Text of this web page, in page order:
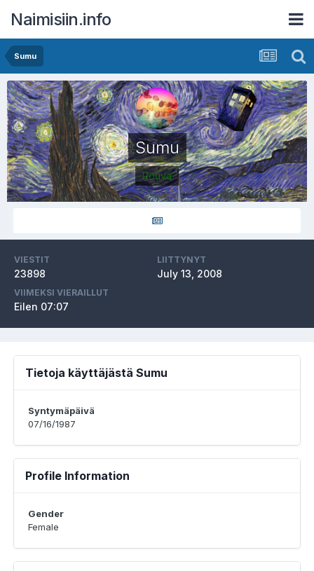
Naimisiin.info
Sumu
Sumu
Rouva
VIESTIT
23898
LIITTYNYT
July 13, 2008
VIIMEKSI VIERAILLUT
Eilen 07:07
Tietoja käyttäjästä Sumu
Syntymäpäivä
07/16/1987
Profile Information
Gender
Female